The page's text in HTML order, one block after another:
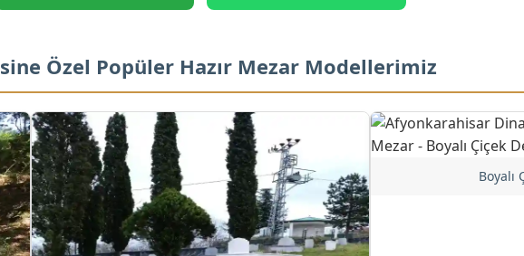
Özel Popüler Hazır Mezar Modellerimiz
Boyalı